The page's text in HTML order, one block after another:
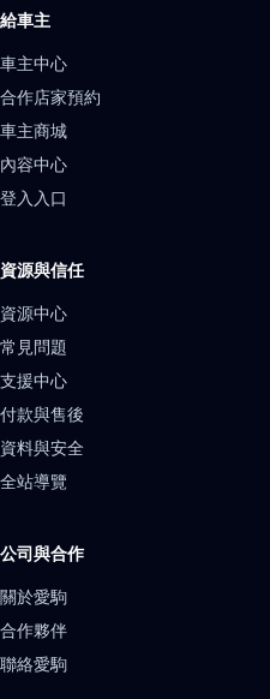
給車主
車主中心
合作店家預約
車主商城
內容中心
登入入口
資源與信任
資源中心
常見問題
支援中心
付款與售後
資料與安全
全站導覽
公司與合作
關於愛駒
合作夥伴
聯絡愛駒